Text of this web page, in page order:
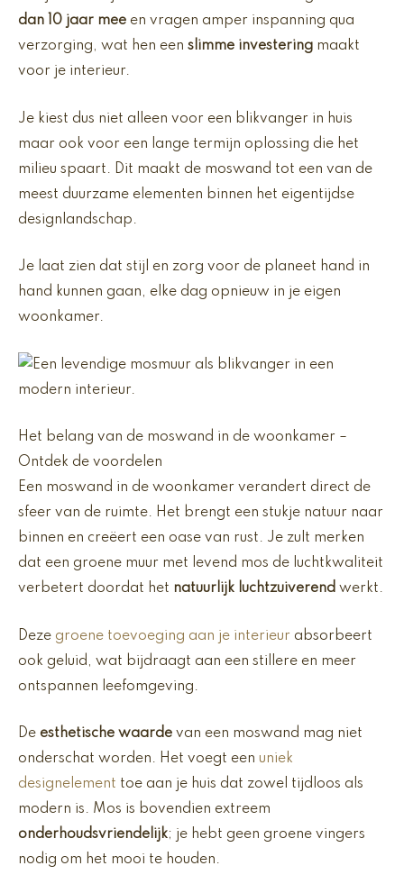
dan 10 jaar mee en vragen amper inspanning qua
verzorging, wat hen een slimme investering maakt
voor je interieur.
Je kiest dus niet alleen voor een blikvanger in huis
maar ook voor een lange termijn oplossing die het
milieu spaart. Dit maakt de moswand tot een van de
meest duurzame elementen binnen het eigentijdse
designlandschap.
Je laat zien dat stijl en zorg voor de planeet hand in
hand kunnen gaan, elke dag opnieuw in je eigen
woonkamer.
Het belang van de moswand in de woonkamer –
Ontdek de voordelen
Een moswand in de woonkamer verandert direct de
sfeer van de ruimte. Het brengt een stukje natuur naar
binnen en creëert een oase van rust. Je zult merken
dat een groene muur met levend mos de luchtkwaliteit
verbetert doordat het natuurlijk luchtzuiverend werkt.
Deze groene toevoeging aan je interieur absorbeert
ook geluid, wat bijdraagt aan een stillere en meer
ontspannen leefomgeving.
De esthetische waarde van een moswand mag niet
onderschat worden. Het voegt een uniek
designelement toe aan je huis dat zowel tijdloos als
modern is. Mos is bovendien extreem
onderhoudsvriendelijk; je hebt geen groene vingers
nodig om het mooi te houden.